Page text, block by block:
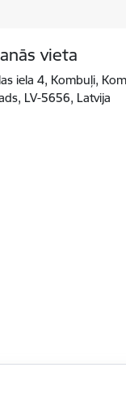
vieta
iela 4, Kombuļi,
LV-5656, Latvija